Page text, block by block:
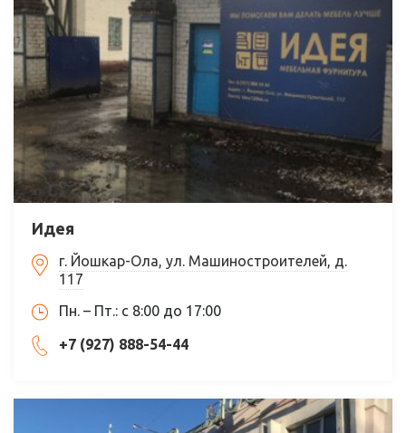
Идея
г. Йошкар-Ола, ул. Машиностроителей, д.
117
Пн. – Пт.: с 8:00 до 17:00
+7 (927) 888-54-44